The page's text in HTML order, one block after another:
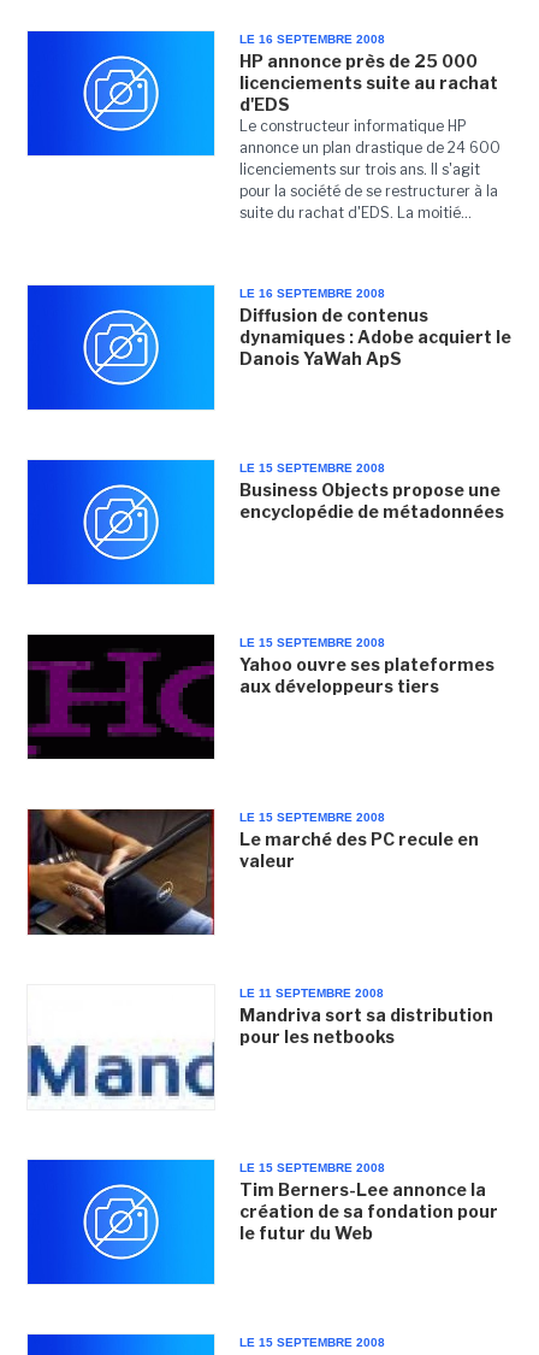
LE 16 SEPTEMBRE 2008
HP annonce près de 25 000
licenciements suite au rachat
d'EDS
Le constructeur informatique HP
annonce un plan drastique de 24 600
licenciements sur trois ans. Il s'agit
pour la société de se restructurer à la
suite du rachat d'EDS. La moitié...
LE 16 SEPTEMBRE 2008
Diffusion de contenus
dynamiques : Adobe acquiert le
Danois YaWah ApS
LE 15 SEPTEMBRE 2008
Business Objects propose une
encyclopédie de métadonnées
LE 15 SEPTEMBRE 2008
Yahoo ouvre ses plateformes
aux développeurs tiers
LE 15 SEPTEMBRE 2008
Le marché des PC recule en
valeur
LE 11 SEPTEMBRE 2008
Mandriva sort sa distribution
pour les netbooks
LE 15 SEPTEMBRE 2008
Tim Berners-Lee annonce la
création de sa fondation pour
le futur du Web
LE 15 SEPTEMBRE 2008